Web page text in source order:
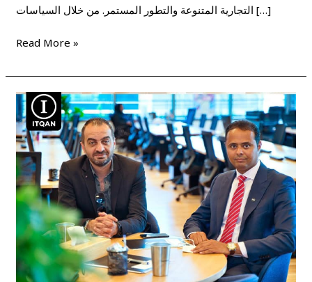
التجارية المتنوعة والتطور المستمر. من خلال السياسات […]
Read More »
شروط
فتح
سجل
تجاري
في
الإمارات